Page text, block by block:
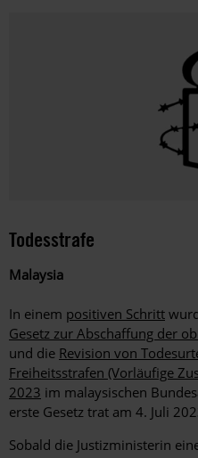
Todesstrafe
Malaysia
In einem positiven Schritt
Gesetz zur Abschaffung der
und die Revision von
Freiheitsstrafen (Vorläufige
2023 im malaysischen
erste Gesetz trat am 4. Juli
Sobald die Justizministerin